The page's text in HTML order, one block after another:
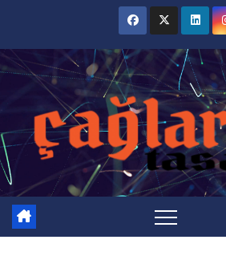
content